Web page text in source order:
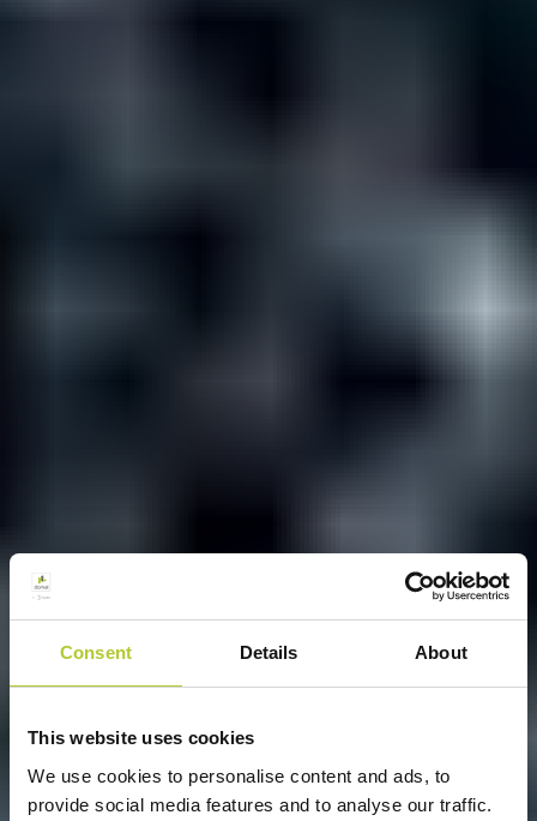
Consent Details About
This website uses cookies
We use cookies to personalise content and ads, to
provide social media features and to analyse our traffic.